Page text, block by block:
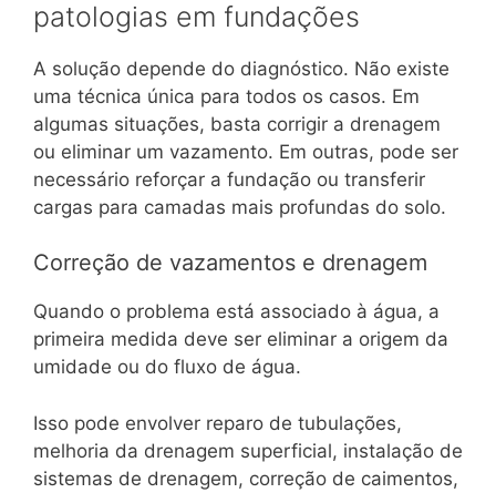
patologias em fundações
A solução depende do diagnóstico. Não existe
uma técnica única para todos os casos. Em
algumas situações, basta corrigir a drenagem
ou eliminar um vazamento. Em outras, pode ser
necessário reforçar a fundação ou transferir
cargas para camadas mais profundas do solo.
Correção de vazamentos e drenagem
Quando o problema está associado à água, a
primeira medida deve ser eliminar a origem da
umidade ou do fluxo de água.
Isso pode envolver reparo de tubulações,
melhoria da drenagem superficial, instalação de
sistemas de drenagem, correção de caimentos,